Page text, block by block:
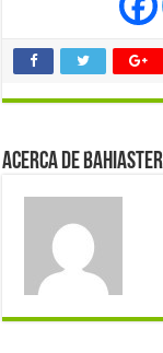
Acerca de